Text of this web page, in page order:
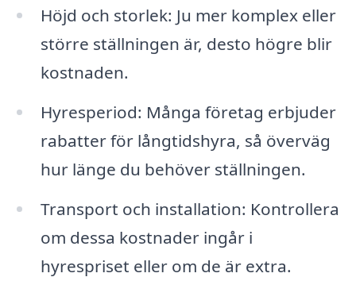
Höjd och storlek: Ju mer komplex eller
större ställningen är, desto högre blir
kostnaden.
Hyresperiod: Många företag erbjuder
rabatter för långtidshyra, så överväg
hur länge du behöver ställningen.
Transport och installation: Kontrollera
om dessa kostnader ingår i
hyrespriset eller om de är extra.